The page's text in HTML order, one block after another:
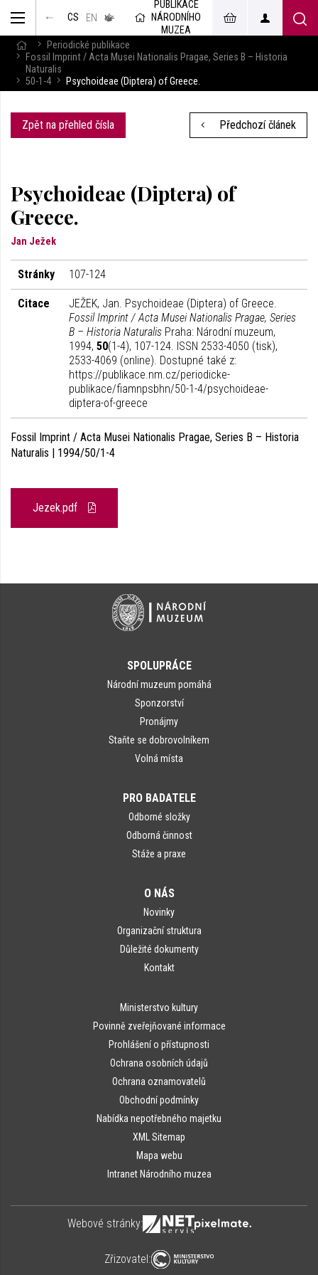
CS EN
v českém
jazyce
PUBLIKACE
NÁRODNÍHO
MUZEA
Periodické publikace
Fossil Imprint / Acta Musei Nationalis Pragae, Series B – Historia
Naturalis
50-1-4
Psychoideae (Diptera) of Greece.
Zpět na přehled čísla Předchozí článek
Psychoideae (Diptera) of
Greece.
Jan Ježek
Stránky 107-124
Citace
JEŽEK, Jan. Psychoideae (Diptera) of Greece.
Fossil Imprint / Acta Musei Nationalis Pragae, Series
B – Historia Naturalis Praha: Národní muzeum,
1994, 50(1-4), 107-124. ISSN 2533-4050 (tisk),
2533-4069 (online). Dostupné také z:
https://publikace.nm.cz/periodicke-
publikace/fiamnpsbhn/50-1-4/psychoideae-
diptera-of-greece
Fossil Imprint / Acta Musei Nationalis Pragae, Series B – Historia
Naturalis | 1994/50/1-4
Jezek.pdf
SPOLUPRÁCE
Národní muzeum pomáhá
Sponzorství
Pronájmy
Staňte se dobrovolníkem
Volná místa
PRO BADATELE
Odborné složky
Odborná činnost
Stáže a praxe
O NÁS
Novinky
Organizační struktura
Důležité dokumenty
Kontakt
Ministerstvo kultury
Povinně zveřejňované informace
Prohlášení o přístupnosti
Ochrana osobních údajů
Ochrana oznamovatelů
Obchodní podmínky
Nabídka nepotřebného majetku
XML Sitemap
Mapa webu
Intranet Národního muzea
Webové stránky:
Zřizovatel: